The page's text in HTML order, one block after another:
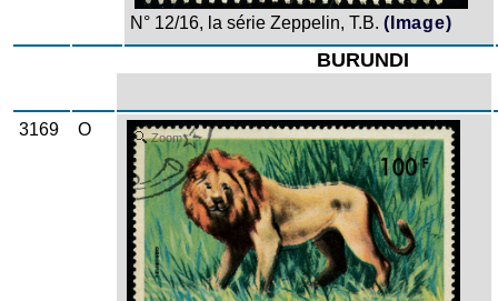
N° 12/16, la série Zeppelin, T.B. (Image)
BURUNDI
3169 O Zoom